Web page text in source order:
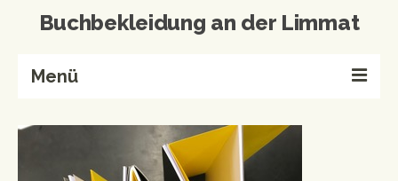
Buchbekleidung an der Limmat
Menü
Home
Buchbinderei